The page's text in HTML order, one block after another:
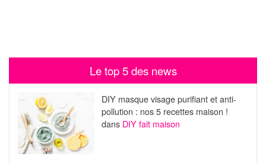
Le top 5 des news
DIY masque visage purifiant et anti-
pollution : nos 5 recettes maison !
dans DIY fait maison